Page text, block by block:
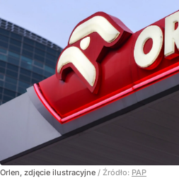
Orlen, zdjęcie ilustracyjne / Źródło: PAP